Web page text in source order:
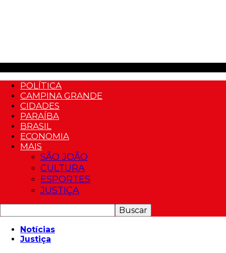
POLÍTICA
CAMPINA GRANDE
CIDADES
PARAÍBA
BRASIL
ECONOMIA
MAIS
SÃO JOÃO
CULTURA
ESPORTES
JUSTIÇA
Notícias
Justiça